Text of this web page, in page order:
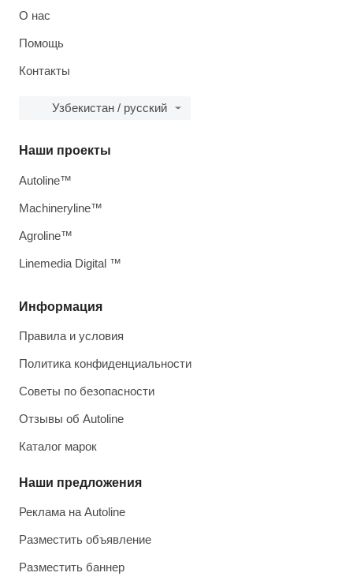
О нас
Помощь
Контакты
Узбекистан / русский
Информация
Правила и условия
Политика конфиденциальности
Советы по безопасности
Отзывы об Autoline
Каталог марок
Наши предложения
Реклама на Autoline
Разместить объявление
Разместить баннер
Наши проекты
Autoline™
Machineryline™
Agroline™
Linemedia Digital ™